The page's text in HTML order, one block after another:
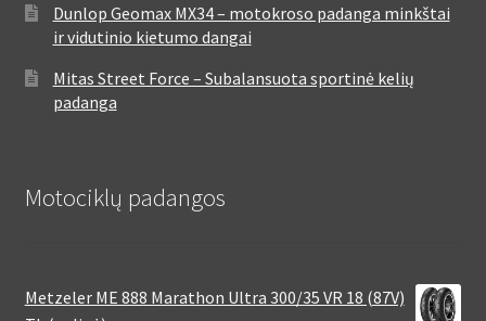
Dunlop Geomax MX34 – motokroso padanga minkštai
ir vidutinio kietumo dangai
Mitas Street Force – Subalansuota sportinė kelių
padanga
Motociklų padangos
Metzeler ME 888 Marathon Ultra 300/35 VR 18 (87V)